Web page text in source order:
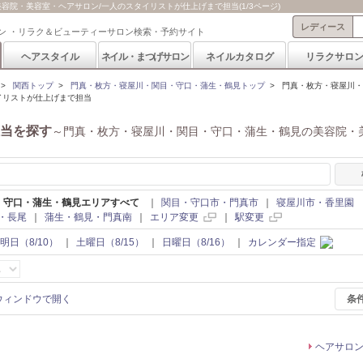
院・美容室・ヘアサロン/一人のスタイリストが仕上げまで担当(1/3ページ)
・リラク＆ビューティーサロン検索・予約サイト レディース
ヘアスタイル ネイル・まつげサロン ネイルカタログ リラクサロン
関西トップ> 門真・枚方・寝屋川・関目・守口・蒲生・鶴見トップ> 門真・枚方・寝屋川
ストが仕上げまで担当
を探す～門真・枚方・寝屋川・関目・守口・蒲生・鶴見の美容院・
口・蒲生・鶴見エリアすべて 関目・守口市・門真市
寝屋川市・香里園
長尾
蒲生・鶴見・門真南 エリア変更 駅変更
明日（8/10） 土曜日（8/15） 日曜日（8/16） カレンダー指定
条
ヘアサロ